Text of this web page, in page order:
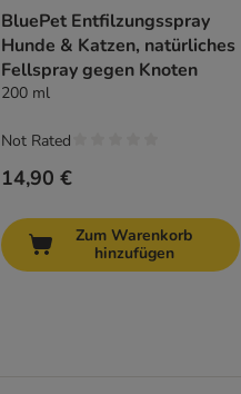
BluePet Entfilzungsspray
Hunde & Katzen, natürliches
Fellspray gegen Knoten
200 ml
14,90 €
Not Rated
Zum Warenkorb
hinzufügen